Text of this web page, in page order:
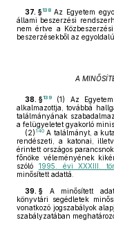
37. §138 Az Egyetem
állami beszerzési
nem értve a
beszerzésekből az
A
38. §139 (1) Az
alkalmazottja, továbbá
találmányának
a felügyeletet gyakorló
(2) 140 A találmányt, a
rendészeti, a katonai,
érintett országos
főnöke véleményének
szóló 1995. évi XXXIII.
minősített adattá.
39. § A minősített
könyvtári segédletek
vonatkozó jogszabályok
szabályzatában